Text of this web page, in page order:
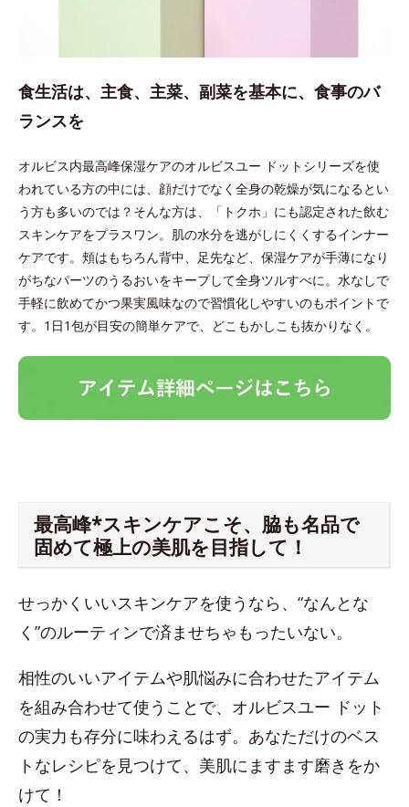
食生活は、主食、主菜、副菜を基本に、食事のバ
ランスを
オルビス内最高峰保湿ケアのオルビスユー ドットシリーズを使
われている方の中には、顔だけでなく全身の乾燥が気になるとい
う方も多いのでは？そんな方は、「トクホ」にも認定された飲む
スキンケアをプラスワン。肌の水分を逃がしにくくするインナー
ケアです。頬はもちろん背中、足先など、保湿ケアが手薄になり
がちなパーツのうるおいをキープして全身ツルすべに。水なしで
手軽に飲めてかつ果実風味なので習慣化しやすいのもポイントで
す。1日1包が目安の簡単ケアで、どこもかしこも抜かりなく。
最高峰*スキンケアこそ、脇も名品で
固めて極上の美肌を目指して！
せっかくいいスキンケアを使うなら、“なんとな
く”のルーティンで済ませちゃもったいない。
相性のいいアイテムや肌悩みに合わせたアイテム
を組み合わせて使うことで、オルビスユー ドット
の実力も存分に味わえるはず。あなただけのベス
トなレシピを見つけて、美肌にますます磨きをか
けて！